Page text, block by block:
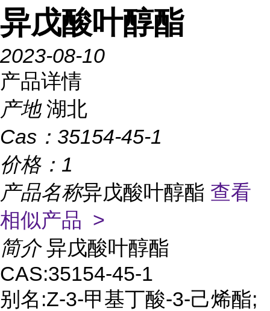
异戊酸叶醇酯
2023-08-10
产品详情
产地 湖北
Cas： 35154-45-1
价格： 1
产品名称异戊酸叶醇酯 查看
相似产品 >
简介 异戊酸叶醇酯
CAS:35154-45-1
别名:Z-3-甲基丁酸-3-己烯酯;